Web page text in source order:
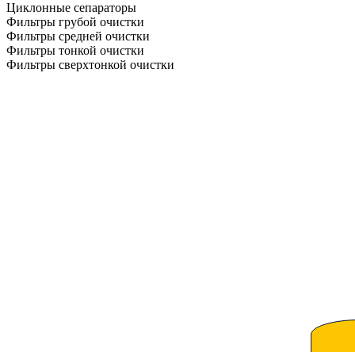
Циклонные сепараторы
Фильтры грубой очистки
Фильтры средней очистки
Фильтры тонкой очистки
Фильтры сверхтонкой очистки